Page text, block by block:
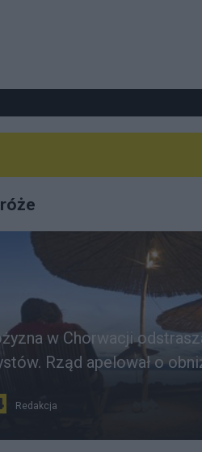
w Chorwacji
Rząd apelował o
Redakcja